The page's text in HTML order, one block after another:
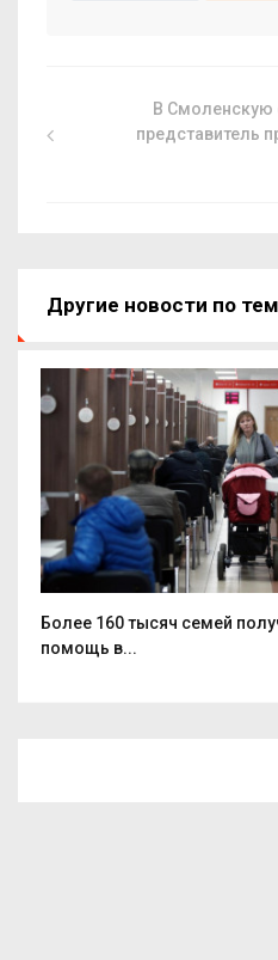
В Смоленскую
представитель
Другие новости по
Более 160 тысяч семей
помощь в...